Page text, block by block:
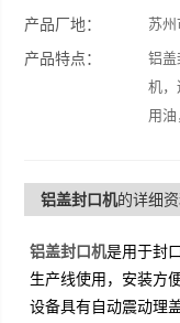
产品厂地： 苏州
产品特点：
铝盖
机，
用油
铝盖封口机的详细资
铝盖封口机是用于封
生产线使用，安装方
设备具有自动震动理